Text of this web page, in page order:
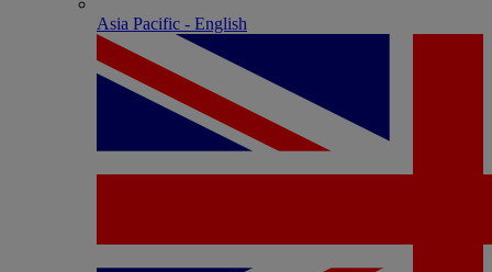
Asia Pacific - English